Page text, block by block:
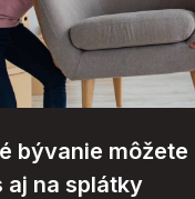
bývanie môžete
aj na splátky